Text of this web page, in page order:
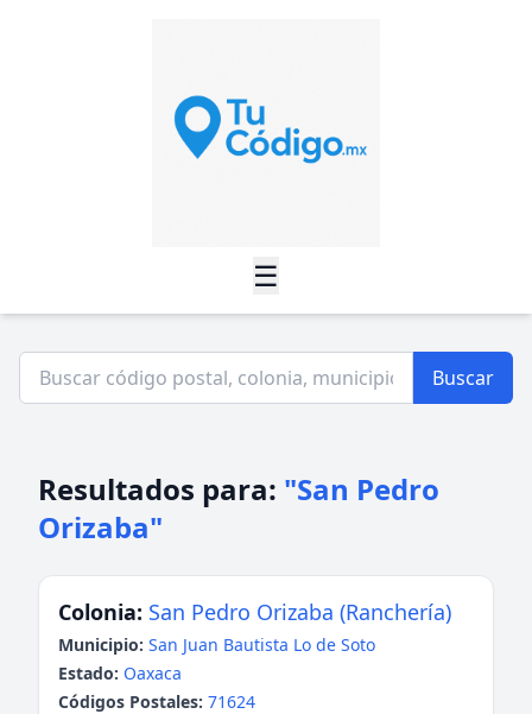
☰
Buscar
Resultados para: "San Pedro
Orizaba"
Colonia: San Pedro Orizaba (Ranchería)
Municipio: San Juan Bautista Lo de Soto
Estado: Oaxaca
Códigos Postales: 71624